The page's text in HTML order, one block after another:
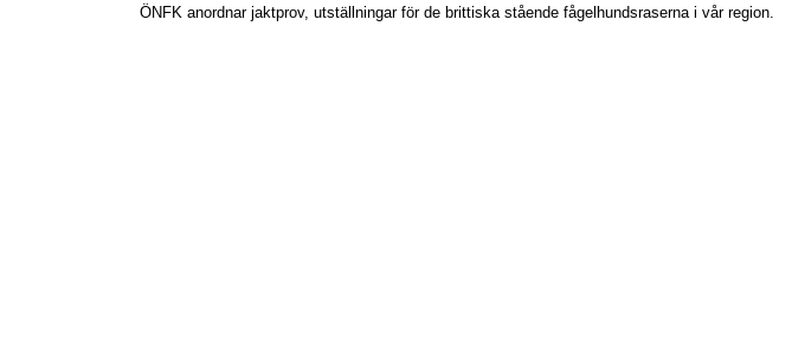
ÖNFK anordnar jaktprov, utställningar för de brittiska stående fågelhundsraserna i vår region.